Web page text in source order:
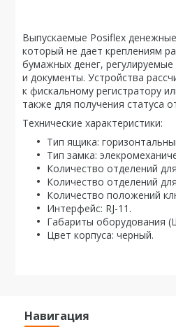
Выпускаемые Posiflex
который не дает креплениям
бумажных денег,
и документы. Устройства
к фискальному регистратору
также для получения статуса
Технические характеристики:
Тип ящика:
Тип замка:
Количество отделений
Количество отделений
Количество положений
Интерфейс: RJ-11.
Габариты оборудования
Цвет корпуса: черный.
Навигация